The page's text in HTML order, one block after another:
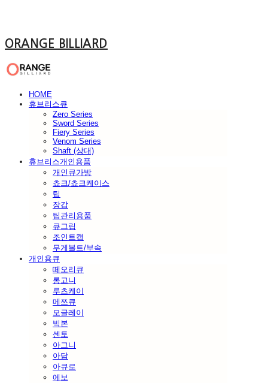
ORANGE BILLIARD
HOME
휴브리스큐
Zero Series
Sword Series
Fiery Series
Venom Series
Shaft (상대)
휴브리스개인용품
개인큐가방
쵸크/쵸크케이스
팁
장갑
팁관리용품
큐그립
조인트캡
무게볼트/부속
개인용큐
떼오리큐
롱고니
루츠케이
메쯔큐
모글레이
빅본
센토
아그니
아담
아큐로
에보